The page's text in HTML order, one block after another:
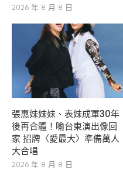
2026 年 8 月 8 日
張惠妹妹妹、表妹成軍30年
後再合體！喻台東演出像回
家 招牌〈愛最大〉準備萬人
大合唱
2026 年 8 月 8 日